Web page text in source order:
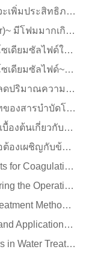
สารเร่งตกตะกอน/ สารเร่งการตกตะกอน: จะเพิ่มประสิทธิภาพขั้นตอนการแข็งตัวและการตกตะกอนในการบำบัดน้ำเสียได้อย่างไร!? (thai)
การตรวจวัดสารลดฟองตามจริง (defoamer)~ มีโฟมมากเกินไปในถังบำบัดน้ำเสีย สารลดฟองที่ปราศจากซิลิโคนสามารถช่วยได้! (thai)
เครื่องเร่งการตกตะกอนของโลหะ: แทนที่โซเดียมซัลไฟด์ในฐานะสารกำจัดทองแดงที่มีฤทธิ์สูงและนำกลับคืนมาในการบำบัดน้ำเสียโลหะหนักทองแดง PCB! (thai)
เครื่องเร่งการตกตะกอนของโลหะ: แทนที่โซเดียมซัลไฟด์~ สารบำบัดโลหะหนักที่เป็นมิตรต่อสิ่งแวดล้อม!บำบัดน้ำเสียที่มีทองแดงหรือสังกะสี~(thai)
สารเร่งตกตะกอน/ สารเร่งการตกตะกอน: ลดปริมาณความชื้นและปริมาณการผลิตของตะกอน ~ สารตกตะกอนแบบผงขนาดเดียว (thai)
เครื่องเร่งการตกตะกอนของโลหะ: ประเภทของสารบำบัดโลหะหนักในการบำบัดน้ำเสียโลหะหนัก~(thai)
เครื่องเร่งการตกตะกอนของโลหะ: ความรู้เบื้องต้นเกี่ยวกับการบำบัดการตกตะกอนด้วยอัลคาไลน์ออกไซด์ของน้ำเสียโลหะหนัก~(thai)
เหตุผลสามประการที่ทำให้ตะกอนลอย: เมื่อต้องเผชิญกับข้อกำหนดที่เข้มงวดสำหรับอนุภาคแขวนลอยในน้ำระบาย สิ่งสำคัญอันดับแรกคือการแก้ปัญหาตะกอน/เจลาตินลอยตัว!! (Coagulation, flocculation/agglomeration)(thai)
All-in-One: One-Step Powdery Flocculants for Coagulation, Decolorization, and Sludge Reduction (v2)
Wastewater Treatment Essentials: Mastering the Operational Techniques of Coagulation and Flocculation!
Overview of Fundamental Wastewater Treatment Methods: Introduction to Three Key Techniques
Coagulants and Flocculants: Key Roles and Applications in Water Treatment
Diverse Applications of Cationic Polymers in Water Treatment